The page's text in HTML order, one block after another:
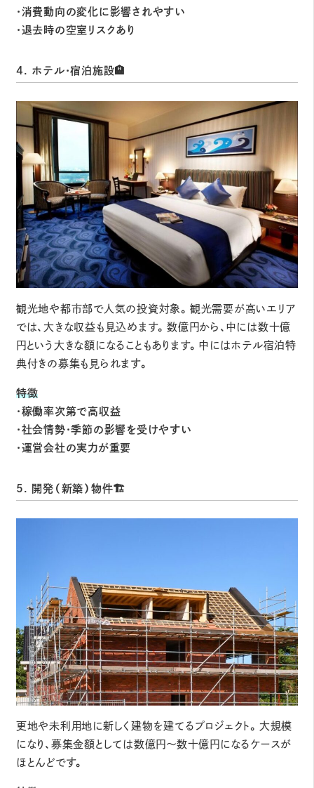
・消費動向の変化に影響されやすい
・退去時の空室リスクあり
4. ホテル・宿泊施設🏨
観光地や都市部で人気の投資対象。観光需要が高いエリア
では、大きな収益も見込めます。数億円から、中には数十億
円という大きな額になることもあります。中にはホテル宿泊特
典付きの募集も見られます。
特徴
・稼働率次第で高収益
・社会情勢・季節の影響を受けやすい
・運営会社の実力が重要
5. 開発（新築）物件🏗️
更地や未利用地に新しく建物を建てるプロジェクト。大規模
になり、募集金額としては数億円～数十億円になるケースが
ほとんどです。